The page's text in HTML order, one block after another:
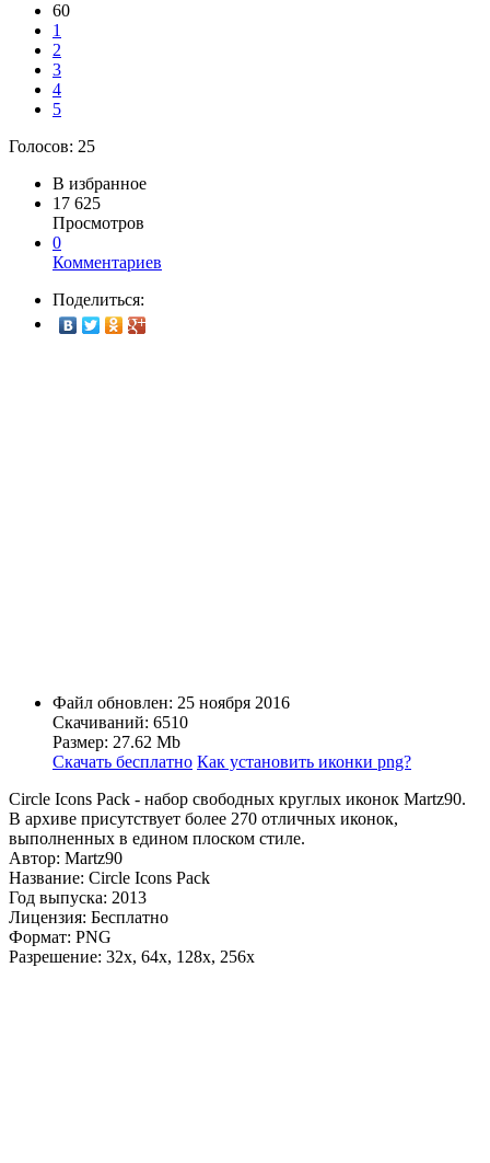
60
1
2
3
4
5
Голосов: 25
В избранное
17 625
Просмотров
0
Комментариев
Поделиться:
Файл обновлен: 25 ноября 2016
Скачиваний: 6510
Размер: 27.62 Mb
Скачать бесплатно Как установить иконки png?
Circle Icons Pack - набор свободных круглых иконок Martz90.
В архиве присутствует более 270 отличных иконок,
выполненных в едином плоском стиле.
Автор: Martz90
Название: Circle Icons Pack
Год выпуска: 2013
Лицензия: Бесплатно
Формат: PNG
Разрешение: 32x, 64x, 128x, 256x